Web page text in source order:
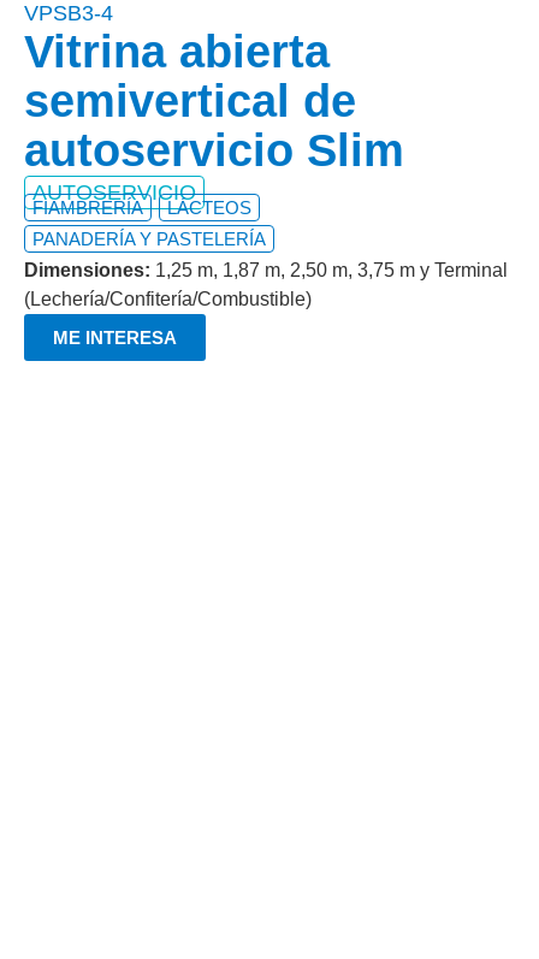
VPSB3-4
Vitrina abierta
semivertical de
autoservicio Slim
AUTOSERVICIO
FIAMBRERÍA
LÁCTEOS
PANADERÍA Y PASTELERÍA
Dimensiones: 1,25 m, 1,87 m, 2,50 m, 3,75 m y Terminal
(Lechería/Confitería/Combustible)
ME INTERESA